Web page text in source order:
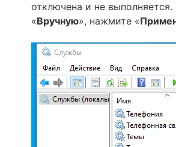
отключена и не
«Вручную», нажмите «